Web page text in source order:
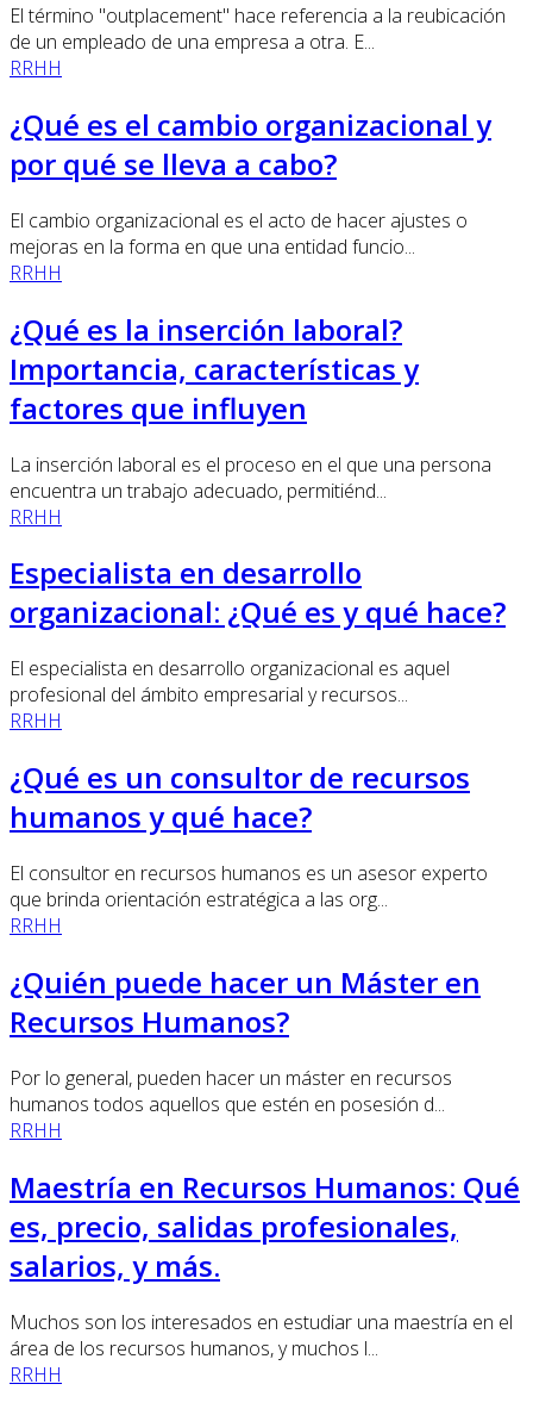
El término "outplacement" hace referencia a la reubicación
de un empleado de una empresa a otra. E...
RRHH
¿Qué es el cambio organizacional y
por qué se lleva a cabo?
El cambio organizacional es el acto de hacer ajustes o
mejoras en la forma en que una entidad funcio...
RRHH
¿Qué es la inserción laboral?
Importancia, características y
factores que influyen
La inserción laboral es el proceso en el que una persona
encuentra un trabajo adecuado, permitiénd...
RRHH
Especialista en desarrollo
organizacional: ¿Qué es y qué hace?
El especialista en desarrollo organizacional es aquel
profesional del ámbito empresarial y recursos...
RRHH
¿Qué es un consultor de recursos
humanos y qué hace?
El consultor en recursos humanos es un asesor experto
que brinda orientación estratégica a las org...
RRHH
¿Quién puede hacer un Máster en
Recursos Humanos?
Por lo general, pueden hacer un máster en recursos
humanos todos aquellos que estén en posesión d...
RRHH
Maestría en Recursos Humanos: Qué
es, precio, salidas profesionales,
salarios, y más.
Muchos son los interesados en estudiar una maestría en el
área de los recursos humanos, y muchos l...
RRHH